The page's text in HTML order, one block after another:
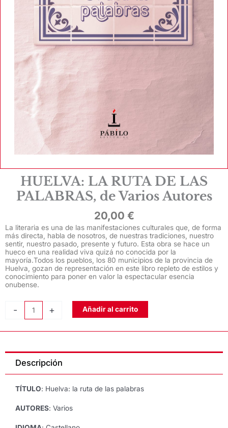
HUELVA: LA RUTA DE LAS
PALABRAS, de Varios Autores
20,00 €
La literaria es una de las manifestaciones culturales que, de forma
más directa, habla de nosotros, de nuestras tradiciones, nuestro
sentir, nuestro pasado, presente y futuro. Esta obra se hace un
hueco en una realidad viva quizá no conocida por la
mayoría.Todos los pueblos, los 80 municipios de la provincia de
Huelva, gozan de representación en este libro repleto de estilos y
conocimiento para poner en valor la espectacular esencia
onubense.
-
LAS
PALABRAS,
de
Varios
cantidad
+ Añadir al carrito
Descripción
TÍTULO: Huelva: la ruta de las palabras
AUTORES: Varios